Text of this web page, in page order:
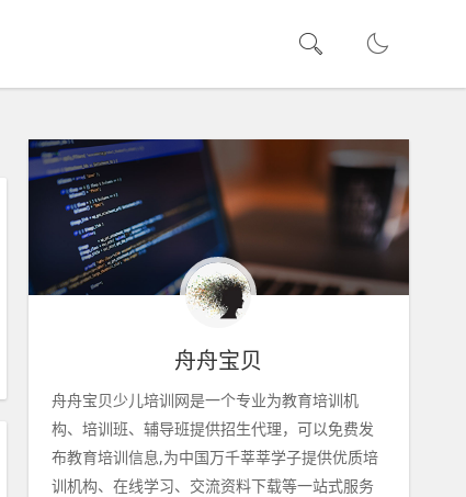
舟舟宝贝
舟舟宝贝少儿培训网是一个专业为教育培训机
构、培训班、辅导班提供招生代理，可以免费发
布教育培训信息,为中国万千莘莘学子提供优质培
训机构、在线学习、交流资料下载等一站式服务